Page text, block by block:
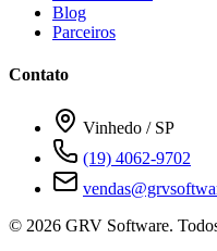
Blog
Parceiros
Contato
Vinhedo / SP
(19) 4062-9702
© 2026 GRV Software.